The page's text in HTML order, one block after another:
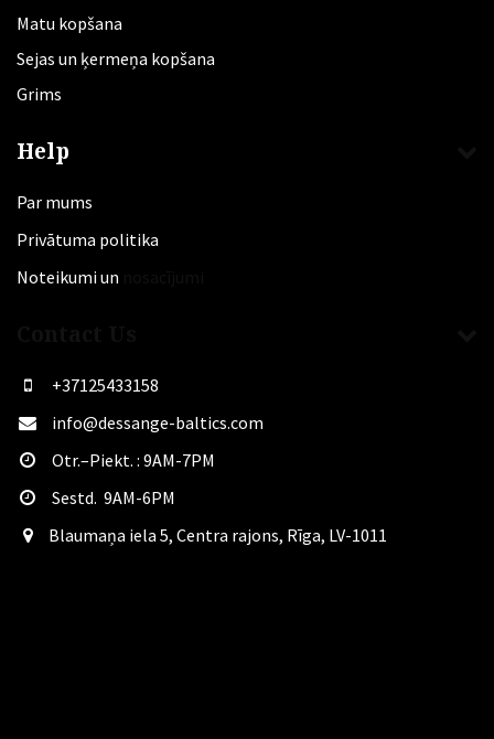
Matu kopšana
Sejas un ķermeņa kopšana
Grims
Help
Par mums
Privātuma politika
Noteikumi un
+37125433158
info@dessange-baltics.com
Otr.–Piekt. : 9AM-7PM
Sestd. 9AM-6PM
​Blaumaņa iela 5, Centra rajons, Rīga, LV-1011